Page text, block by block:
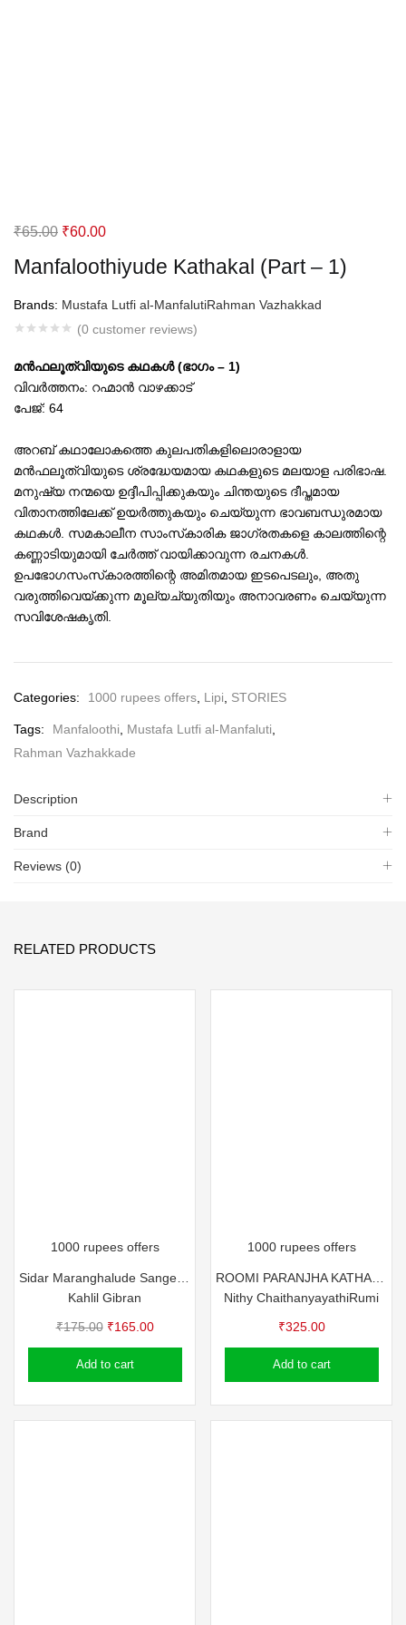
Manfaloothiyude Kathakal (Part – 1)
Brands: Mustafa Lutfi al-ManfalutiRahman Vazhakkad
(0 customer reviews)
₹65.00 Original
was:
₹65.00.
₹60.00Current
is:
₹60.00.
മന്‍ഫലൂത്വിയുടെ കഥകള്‍ (ഭാഗം – 1)
വിവര്‍ത്തനം: റഹ്മാന്‍ വാഴക്കാട്
പേജ്: 64
അറബ് കഥാലോകത്തെ കുലപതികളിലൊരാളായ
മന്‍ഫലൂത്വിയുടെ ശ്രദ്ധേയമായ കഥകളുടെ മലയാള പരിഭാഷ.
മനുഷ്യ നന്മയെ ഉദ്ദീപിപ്പിക്കുകയും ചിന്തയുടെ ദീപ്തമായ
വിതാനത്തിലേക്ക് ഉയര്‍ത്തുകയും ചെയ്യുന്ന ഭാവബന്ധുരമായ
കഥകള്‍. സമകാലീന സാംസ്‌കാരിക ജാഗ്രതകളെ കാലത്തിന്റെ
കണ്ണാടിയുമായി ചേര്‍ത്ത് വായിക്കാവുന്ന രചനകള്‍.
ഉപഭോഗസംസ്‌കാരത്തിന്റെ അമിതമായ ഇടപെടലും, അതു
വരുത്തിവെയ്ക്കുന്ന മൂല്യച്യുതിയും അനാവരണം ചെയ്യുന്ന
സവിശേഷകൃതി.
Categories: 1000 rupees offers Lipi STORIES
Tags: Manfaloothi Mustafa Lutfi al-Manfaluti
Rahman Vazhakkade
Description
Brand
Reviews (0)
RELATED PRODUCTS
1000 rupees offers
Sidar Maranghalude Sangeetham
Kahlil Gibran
₹175.00 Original
price
was:
₹165.00Current
price
Add to cart
1000 rupees offers
ROOMI PARANJHA KATHAKAL
Nithy ChaithanyayathiRumi
₹325.00
Add to cart